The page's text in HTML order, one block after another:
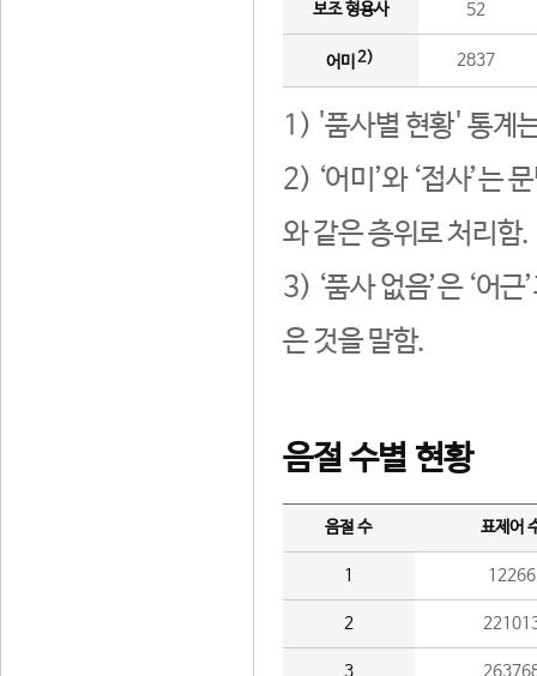
보조 형용사 52
어미 2) 2837
1) '품사별 현황' 통계
2) ‘어미’와 ‘접사’는
와 같은 층위로 처리함.
3) ‘품사 없음’은 ‘어
은 것을 말함.
음절 수별 현황
음절 수 표제어
1 12266
2
3